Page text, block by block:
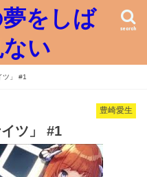
をしば
い
search
ツ」 #1
豊崎愛生
ツ」 #1